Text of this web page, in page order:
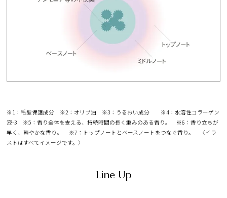
※1：毛髪保護成分 ※2：オリブ油 ※3：うるおい成分 ※4：水溶性コラーゲン
液-3 ※5：香り全体を支える、持続時間の長く重みのある香り。 ※6：香り立ちが
早く、軽やかな香り。 ※7：トップノートとベースノートをつなぐ香り。 〈イラ
ストはすべてイメージです。〉
Line Up